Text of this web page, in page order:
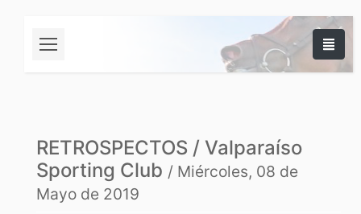
RETROSPECTOS / Valparaíso
Sporting Club / Miércoles, 08 de
Mayo de 2019